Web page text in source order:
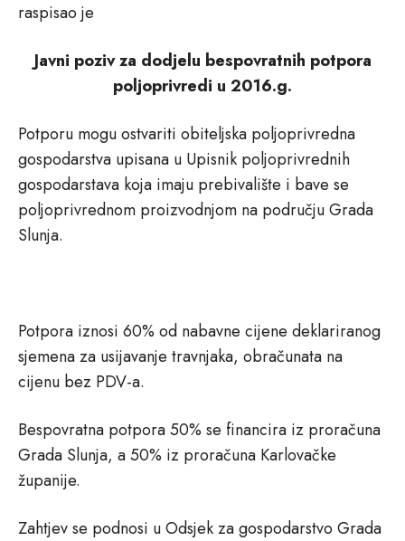
raspisao je
Javni poziv za dodjelu bespovratnih potpora
poljoprivredi u 2016.g.
Potporu mogu ostvariti obiteljska poljoprivredna
gospodarstva upisana u Upisnik poljoprivrednih
gospodarstava koja imaju prebivalište i bave se
poljoprivrednom proizvodnjom na području Grada
Slunja.
Potpora iznosi 60% od nabavne cijene deklariranog
sjemena za usijavanje travnjaka, obračunata na
cijenu bez PDV-a.
Bespovratna potpora 50% se financira iz proračuna
Grada Slunja, a 50% iz proračuna Karlovačke
županije.
Zahtjev se podnosi u Odsjek za gospodarstvo Grada